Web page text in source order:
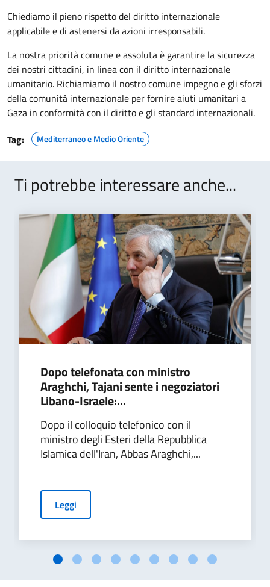
Chiediamo il pieno rispetto del diritto internazionale
applicabile e di astenersi da azioni irresponsabili.
La nostra priorità comune e assoluta è garantire la sicurezza
dei nostri cittadini, in linea con il diritto internazionale
umanitario. Richiamiamo il nostro comune impegno e gli sforzi
della comunità internazionale per fornire aiuti umanitari a
Gaza in conformità con il diritto e gli standard internazionali.
Tag:
Mediterraneo e Medio Oriente
Ti potrebbe interessare anche...
Dopo telefonata con ministro
Araghchi, Tajani sente i negoziatori
Libano-Israele:...
Dopo il colloquio telefonico con il
ministro degli Esteri della Repubblica
Islamica dell'Iran, Abbas Araghchi,...
Leggi